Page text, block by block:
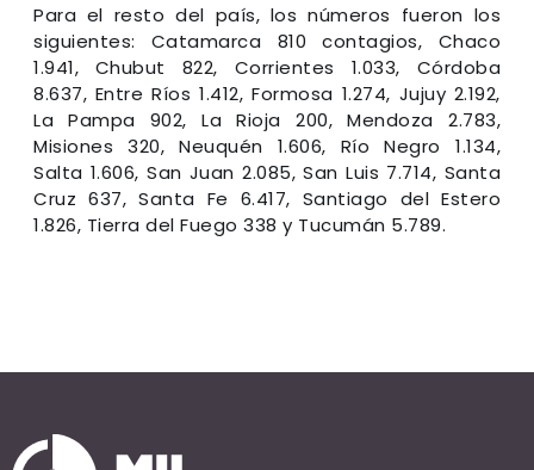
Para el resto del país, los números fueron los
siguientes: Catamarca 810 contagios, Chaco
1.941, Chubut 822, Corrientes 1.033, Córdoba
8.637, Entre Ríos 1.412, Formosa 1.274, Jujuy 2.192,
La Pampa 902, La Rioja 200, Mendoza 2.783,
Misiones 320, Neuquén 1.606, Río Negro 1.134,
Salta 1.606, San Juan 2.085, San Luis 7.714, Santa
Cruz 637, Santa Fe 6.417, Santiago del Estero
1.826, Tierra del Fuego 338 y Tucumán 5.789.